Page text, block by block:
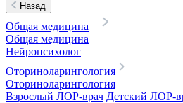
Назад
Общая медицина
Общая медицина
Нейропсихолог
Оториноларингология
Оториноларингология
Взрослый ЛОР-врач Детский ЛОР-